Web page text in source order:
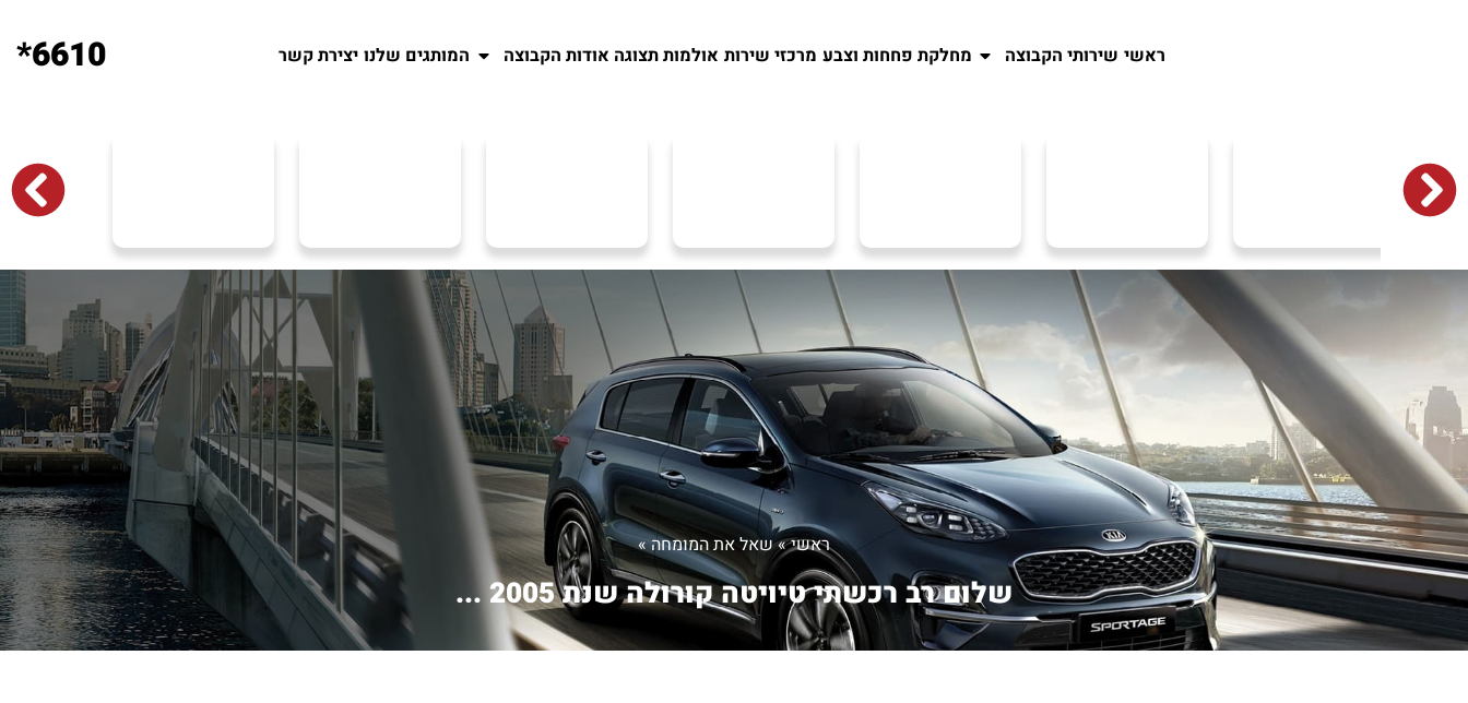
ראשי שירותי הקבוצה מחלקת פחחות וצבע מרכזי שירות אולמות תצוגה אודות הקבוצה המותגים שלנו יצירת קשר 6610*
ראשי»שאל את המומחה»
שלום רב רכשתי טיויטה קורולה שנת 2005 ...